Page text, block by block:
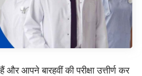
आपने बारहवीं की परीक्षा उत्तीर्ण कर